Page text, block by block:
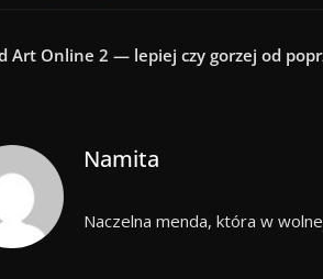
Art Online 2 — lepiej czy gorzej od
Namita
Naczelna menda, która w